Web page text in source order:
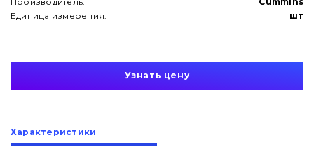
О нас
Единица измерения:
шт
Узнать цену
Характеристики